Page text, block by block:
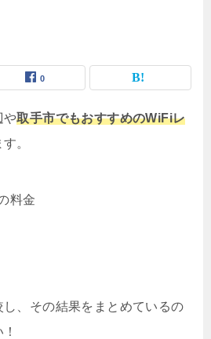
0
や取手市でもおすすめのWiFiレ
。
料金
、その結果をまとめているの